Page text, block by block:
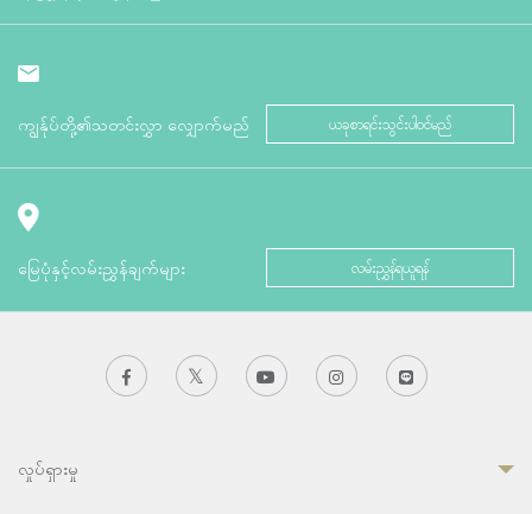
ကျွန်ုပ်တို့၏သတင်းလွှာ လျှောက်မည် ယခုစာရင်းသွင်းပါဝင်မည်
မြေပုံနှင့်လမ်းညွှန်ချက်များ လမ်းညွှန်ရယူရန်
လှုပ်ရှားမှု